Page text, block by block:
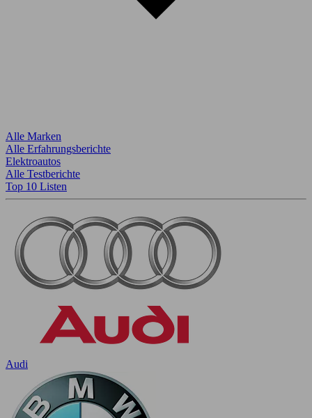
Alle Marken
Alle Erfahrungsberichte
Elektroautos
Alle Testberichte
Top 10 Listen
Audi